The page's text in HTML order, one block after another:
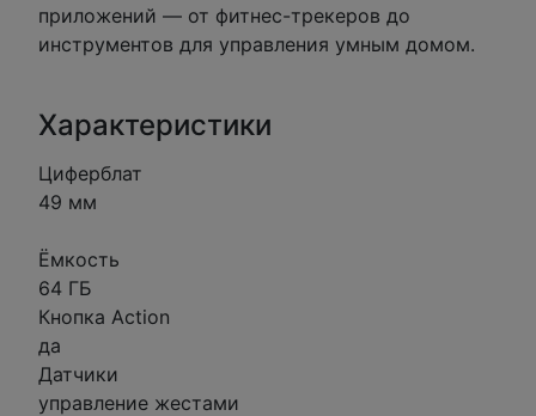
приложений — от фитнес-трекеров до
инструментов для управления умным домом.
Характеристики
Циферблат
49 мм
Ёмкость
64 ГБ
Кнопка Action
да
Датчики
управление жестами